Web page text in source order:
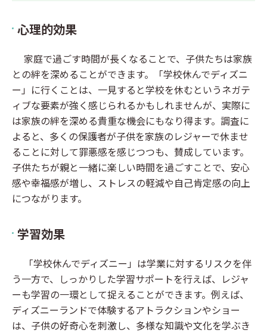
心理的効果
家庭で過ごす時間が長くなることで、子供たちは家族
との絆を深めることができます。「学校休んでディズニ
ー」に行くことは、一見すると学校を休むというネガテ
ィブな要素が強く感じられるかもしれませんが、実際に
は家族の絆を深める貴重な機会にもなり得ます。調査に
よると、多くの保護者が子供を家族のレジャーで休ませ
ることに対して罪悪感を感じつつも、賛成しています。
子供たちが親と一緒に楽しい時間を過ごすことで、安心
感や幸福感が増し、ストレスの軽減や自己肯定感の向上
につながります。
学習効果
「学校休んでディズニー」は学業に対するリスクを伴
う一方で、しっかりした学習サポートを行えば、レジャ
ーも学習の一環として捉えることができます。例えば、
ディズニーランドで体験するアトラクションやショー
は、子供の好奇心を刺激し、多様な知識や文化を学ぶき